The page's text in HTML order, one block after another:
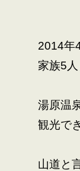
2014年
家族5
湯原温
観光で
山道と